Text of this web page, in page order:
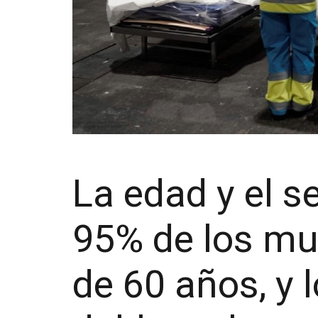
La edad y el
95% de los
de 60 años, y